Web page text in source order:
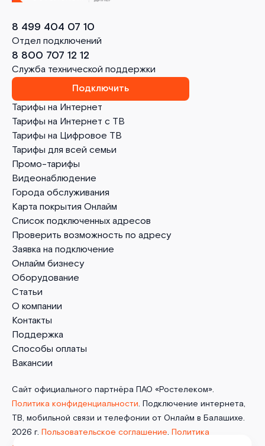
Тарифы на Интернет
Тарифы на Интернет с ТВ
Тарифы на Цифровое ТВ
Тарифы для всей семьи
Промо-тарифы
Видеонаблюдение
Города обслуживания
Карта покрытия Онлайм
Список подключенных адресов
Проверить возможность по адресу
Заявка на подключение
Онлайм бизнесу
Оборудование
Статьи
О компании
Контакты
Поддержка
Способы оплаты
Вакансии
8 499 404 07 10
Отдел подключений
8 800 707 12 12
Служба технической поддержки
Подключить
Сайт официального партнёра ПАО «Ростелеком».
Политика конфиденциальности. Подключение интернета,
ТВ, мобильной связи и телефонии от Онлайм в Балашихе.
2026 г. Пользовательское соглашение. Политика